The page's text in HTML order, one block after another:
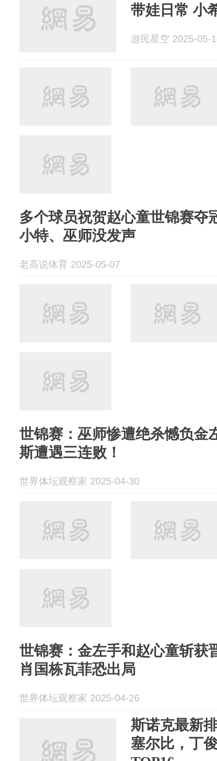
带娃日常 小
游民星空 2025-05-
多个球员祝贺赵心童世锦赛夺
小特、巫师没发声
老高说体育 2025-05-07
世锦赛：巫师惨遭绝杀憾负金
斯遭遇三连败！
世界体坛观察家 2025-04-30
世锦赛：金左手和赵心童斩获
肖国栋瓦菲恐出局
世界体坛观察家 2025-04-26
斯诺克最新
塞尔比，丁